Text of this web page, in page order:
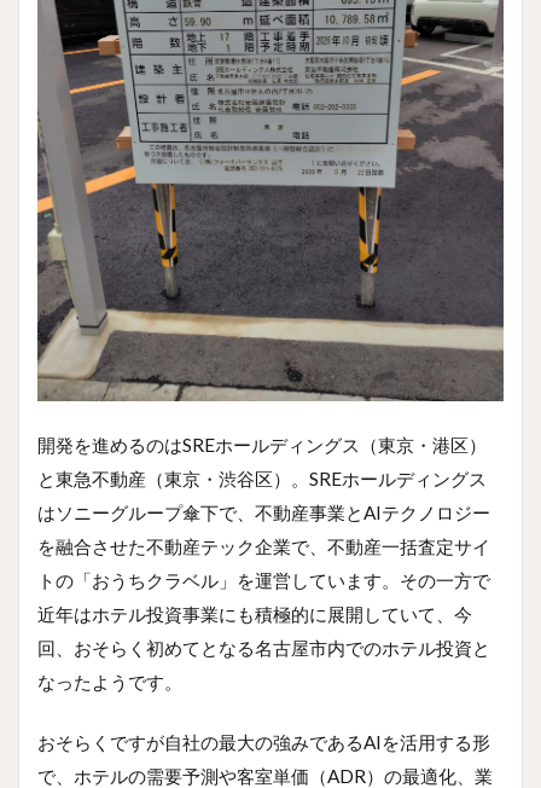
開発を進めるのはSREホールディングス（東京・港区）
と東急不動産（東京・渋谷区）。SREホールディングス
はソニーグループ傘下で、不動産事業とAIテクノロジー
を融合させた不動産テック企業で、不動産一括査定サイ
トの「おうちクラベル」を運営しています。その一方で
近年はホテル投資事業にも積極的に展開していて、今
回、おそらく初めてとなる名古屋市内でのホテル投資と
なったようです。
おそらくですが自社の最大の強みであるAIを活用する形
で、ホテルの需要予測や客室単価（ADR）の最適化、業